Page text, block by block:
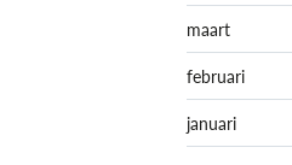
maart
februari
januari